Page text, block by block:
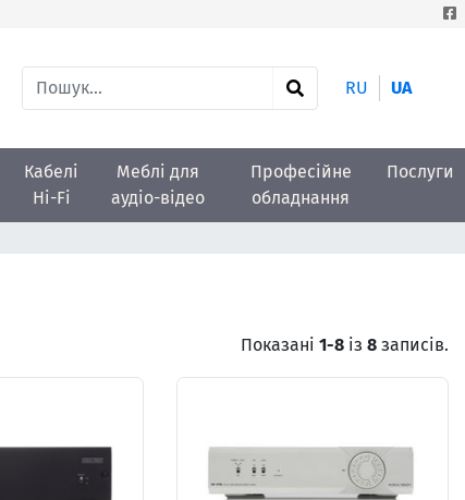
RU UA
Кабелі
Hi-Fi
Меблі для
аудіо-відео
Професійне
обладнання
Послуги
Показані 1-8 із 8 записів.